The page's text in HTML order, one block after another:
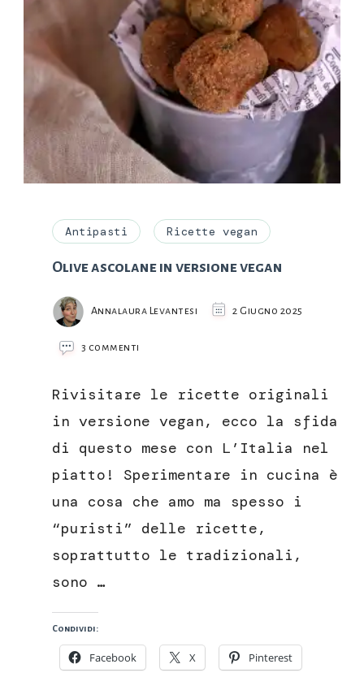
Antipasti Ricette vegan
Olive ascolane in versione vegan
Annalaura Levantesi 2 Giugno 2025
3 commenti
in
Rivisitare le ricette originali
in versione vegan, ecco la sfida
di questo mese con L’Italia nel
piatto! Sperimentare in cucina è
una cosa che amo ma spesso i
“puristi” delle ricette,
soprattutto le tradizionali,
sono …
Condividi:
Facebook X Pinterest